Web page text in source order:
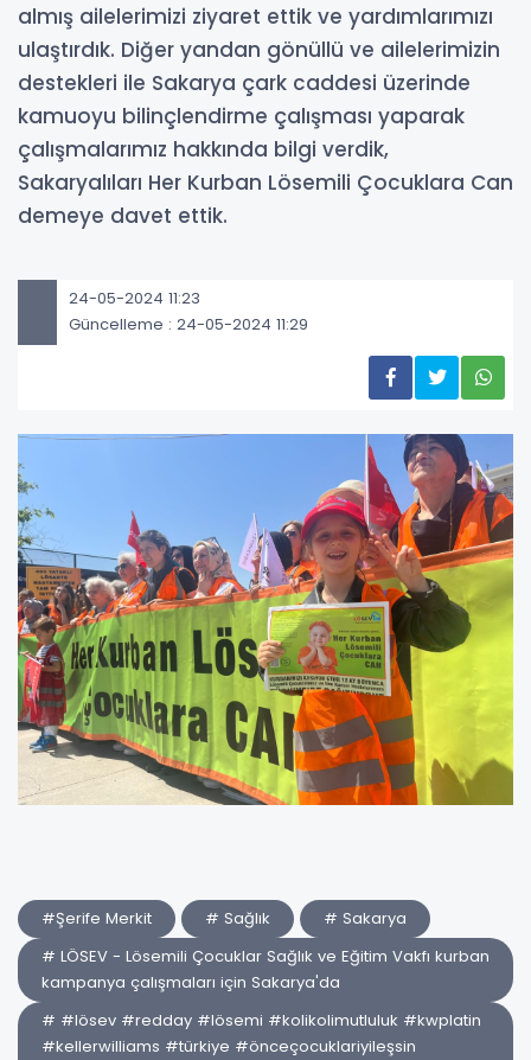
almış ailelerimizi ziyaret ettik ve yardımlarımızı
ulaştırdık. Diğer yandan gönüllü ve ailelerimizin
destekleri ile Sakarya çark caddesi üzerinde
kamuoyu bilinçlendirme çalışması yaparak
çalışmalarımız hakkında bilgi verdik,
Sakaryalıları Her Kurban Lösemili Çocuklara Can
demeye davet ettik.
24-05-2024 11:23
Güncelleme : 24-05-2024 11:29
#Şerife Merkit # Sağlık
# Sakarya
# LÖSEV - Lösemili Çocuklar Sağlık ve Eğitim Vakfı kurban
kampanya çalışmaları için Sakarya'da
# #lösev #redday #lösemi #kolikolimutluluk #kwplatin
#kellerwilliams #türkiye #önceçocuklariyileşsin